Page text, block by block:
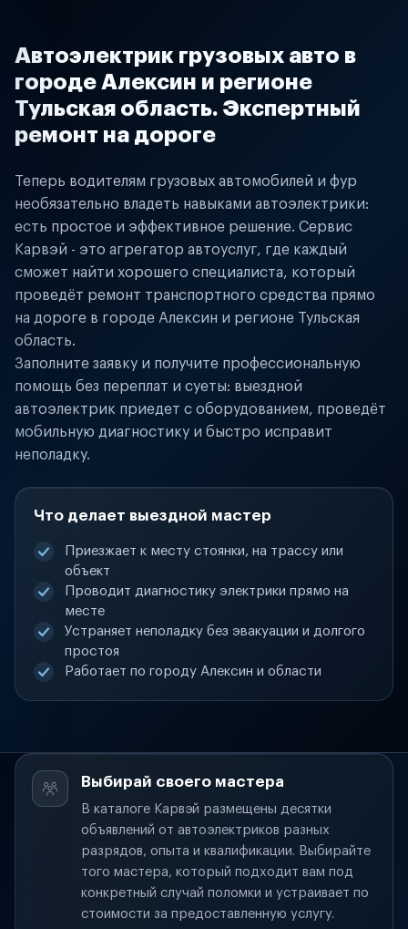
Автоэлектрик грузовых авто в
городе Алексин и регионе
Тульская область. Экспертный
ремонт на дороге
Теперь водителям грузовых автомобилей и фур
необязательно владеть навыками автоэлектрики:
есть простое и эффективное решение. Сервис
Карвэй - это агрегатор автоуслуг, где каждый
сможет найти хорошего специалиста, который
проведёт ремонт транспортного средства прямо
на дороге в городе Алексин и регионе Тульская
область.
Заполните заявку и получите профессиональную
помощь без переплат и суеты: выездной
автоэлектрик приедет с оборудованием, проведёт
мобильную диагностику и быстро исправит
неполадку.
Что делает выездной мастер
Приезжает к месту стоянки, на трассу или
объект
Проводит диагностику электрики прямо на
месте
Устраняет неполадку без эвакуации и долгого
простоя
Работает по городу Алексин и области
Выбирай своего мастера
В каталоге Карвэй размещены десятки
объявлений от автоэлектриков разных
разрядов, опыта и квалификации. Выбирайте
того мастера, который подходит вам под
конкретный случай поломки и устраивает по
стоимости за предоставленную услугу.